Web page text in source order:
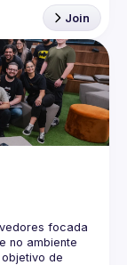
Join
focada
no ambiente
de